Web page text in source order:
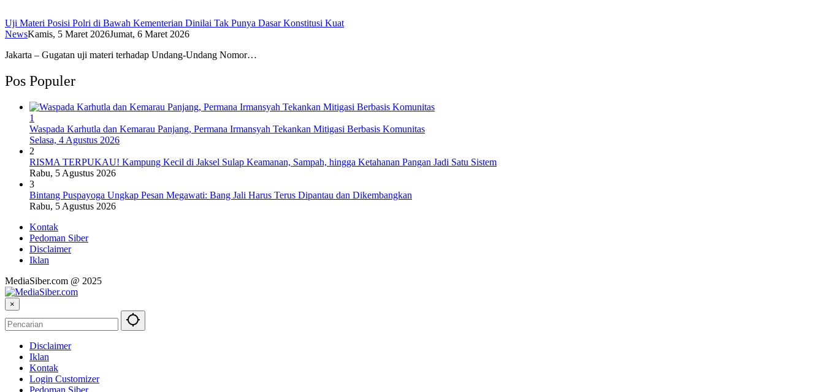
Uji Materi Posisi Polri di Bawah Kementerian Dinilai Tak Punya Dasar Konstitusi Kuat
NewsKamis, 5 Maret 2026Jumat, 6 Maret 2026
Jakarta – Gugatan uji materi terhadap Undang-Undang Nomor…
Pos Populer
1
Waspada Karhutla dan Kemarau Panjang, Permana Irmansyah Tekankan Mitigasi Berbasis Komunitas
Selasa, 4 Agustus 2026
2
RISMA TERPUKAU! Kampung Kecil di Jaksel Sulap Keamanan, Sampah, hingga Ketahanan Pangan Jadi Satu Sistem
Rabu, 5 Agustus 2026
3
Bintang Puspayoga Ungkap Pesan Megawati: Bang Jali Harus Terus Dipantau dan Dikembangkan
Rabu, 5 Agustus 2026
Kontak
Pedoman Siber
Disclaimer
Iklan
MediaSiber.com @ 2025
×
Disclaimer
Iklan
Kontak
Login Customizer
Pedoman Siber